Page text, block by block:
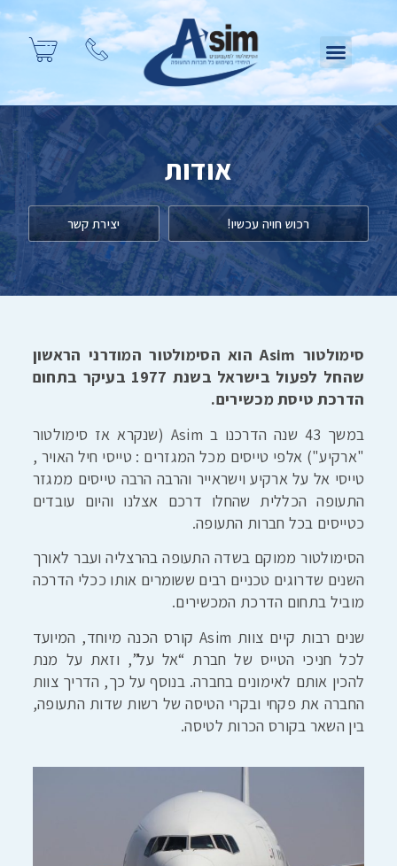
אודות
רכוש חויה עכשיו! יצירת קשר
סימולטור Asim הוא הסימולטור המודרני הראשון
שהחל לפעול בישראל בשנת 1977 בעיקר בתחום
הדרכת טיסת מכשירים.
במשך 43 שנה הדרכנו ב Asim (שנקרא אז סימולטור
"ארקיע") אלפי טייסים מכל המגזרים : טייסי חיל האויר ,
טייסי אל על ארקיע וישראייר והרבה הרבה טייסים ממגזר
התעופה הכללית שהחלו דרכם אצלנו והיום עובדים
כטייסים בכל חברות התעופה.
הסימולטור ממוקם בשדה התעופה בהרצליה ועבר לאורך
השנים שדרוגים טכניים רבים ששומרים אותו ככלי הדרכה
מוביל בתחום הדרכת המכשירים.
שנים רבות קיים צוות Asim קורס הכנה מיוחד, המיועד
לכל חניכי הטייס של חברת “אל על”, וזאת על מנת
להכין אותם לאימונים בחברה. בנוסף על כך, הדריך צוות
החברה את פקחי ובקרי הטיסה של רשות שדות התעופה,
בין השאר בקורס הכרות לטיסה.